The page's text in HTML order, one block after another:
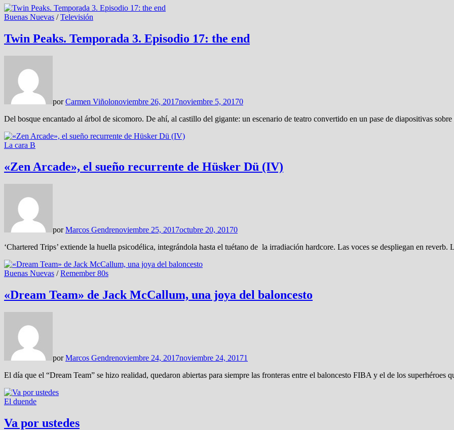
Buenas Nuevas /Televisión
Twin Peaks. Temporada 3. Episodio 17: the end
porCarmen Viñolonoviembre 26, 2017noviembre 5, 20170
Del bosque encantado al árbol de sicomoro. De ahí, al castillo del gigante: un escenario de teatro convertido en un pase de diapositivas
La cara B
«Zen Arcade», el sueño recurrente de Hüsker Dü (IV)
porMarcos Gendrenoviembre 25, 2017octubre 20, 20170
‘Chartered Trips’ extiende la huella psicodélica, integrándola hasta el tuétano de la irradiación hardcore. Las voces se despliegan en
Buenas Nuevas /Remember 80s
«Dream Team» de Jack McCallum, una joya del baloncesto
porMarcos Gendrenoviembre 24, 2017noviembre 24, 20171
El día que el “Dream Team” se hizo realidad, quedaron abiertas para siempre las fronteras entre el baloncesto FIBA y el de los superhéroes
El duende
Va por ustedes